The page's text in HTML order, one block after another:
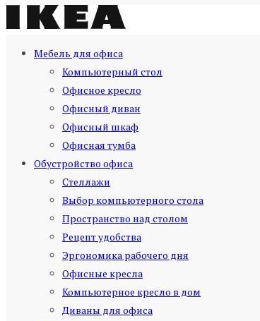
Мебель для офиса
Компьютерный стол
Офисное кресло
Офисный диван
Офисный шкаф
Офисная тумба
Обустройство офиса
Стеллажи
Выбор компьютерного стола
Пространство над столом
Рецепт удобства
Эргономика рабочего дня
Офисные кресла
Компьютерное кресло в дом
Диваны для офиса